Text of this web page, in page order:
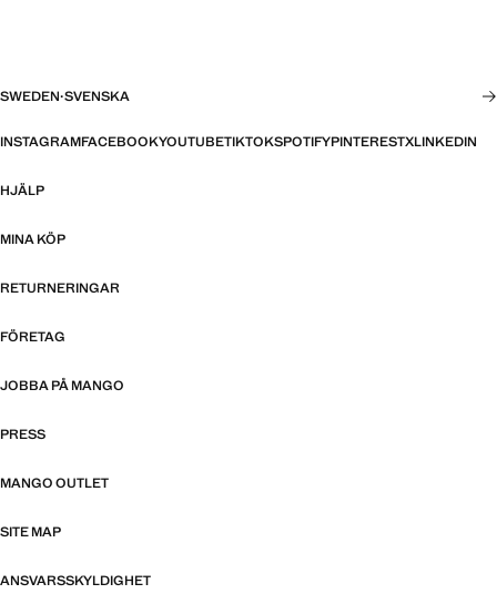
SWEDEN·SVENSKA
INSTAGRAMFACEBOOKYOUTUBETIKTOKSPOTIFYPINTERESTXLINKEDIN
HJÄLP
MINA KÖP
RETURNERINGAR
FÖRETAG
JOBBA PÅ MANGO
PRESS
MANGO OUTLET
SITE MAP
ANSVARSSKYLDIGHET